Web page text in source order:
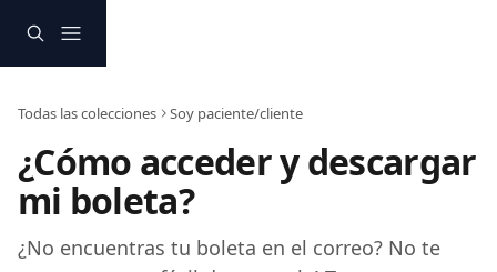
Todas las colecciones Soy paciente/cliente
¿Cómo acceder y descargar
mi boleta?
¿No encuentras tu boleta en el correo? No te